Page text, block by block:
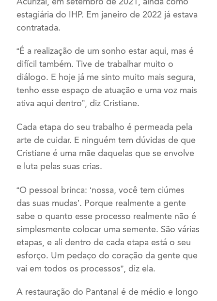
estagiária do IHP. Em janeiro de 2022 já estava
contratada.
“É a realização de um sonho estar aqui, mas é
difícil também. Tive de trabalhar muito o
diálogo. E hoje já me sinto muito mais segura,
tenho esse espaço de atuação e uma voz mais
ativa aqui dentro”, diz Cristiane.
Cada etapa do seu trabalho é permeada pela
arte de cuidar. E ninguém tem dúvidas de que
Cristiane é uma mãe daquelas que se envolve
e luta pelas suas crias.
“O pessoal brinca: ‘nossa, você tem ciúmes
das suas mudas’. Porque realmente a gente
sabe o quanto esse processo realmente não é
simplesmente colocar uma semente. São várias
etapas, e ali dentro de cada etapa está o seu
esforço. Um pedaço do coração da gente que
vai em todos os processos”, diz ela.
A restauração do Pantanal é de médio e longo